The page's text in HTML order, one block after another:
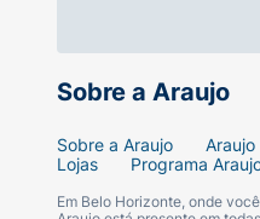
Sobre a Araujo
Sobre a Araujo
Lojas
Programa
Em Belo Horizonte, onde